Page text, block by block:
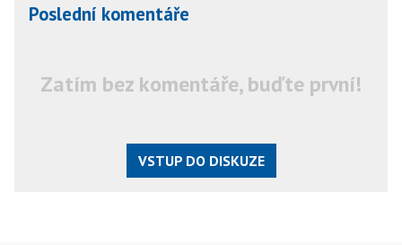
Poslední komentáře
Zatím bez komentáře, buďte první!
VSTUP DO DISKUZE